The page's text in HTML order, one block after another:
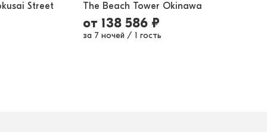
Street The Beach Tower Okinawa
от 138 586 ₽
за 7 ночей / 1 гость